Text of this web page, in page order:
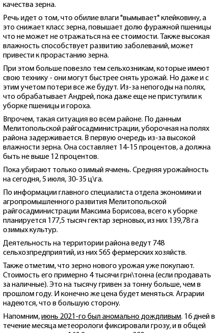
качества зерна.
Речь идет о том, что обилие влаги "вымывает" клейковину, а
это снижает класс зерна, повышает долю фуражной пшеницы
что не может не отражаться на ее стоимости. Также высокая
влажность способствует развитию заболеваний, может
привести к прорастанию зерна.
При этом больше повезло тем сельхозникам, которые имеют
свою технику - они могут быстрее снять урожай. Но даже и с
этим учетом потери все же будут. Из-за непогоды на полях,
что обрабатывает Андрей, пока даже еще не приступили к
уборке пшеницы и гороха.
Впрочем, такая ситуация во всем районе. По данным
Мелитопольской райгосадминистрации, уборочная на полях
района задерживается. В первую очередь из-за высокой
влажности зерна. Она составляет 14-15 процентов, а должна
быть не выше 12 процентов.
Пока убирают только озимый ячмень. Средняя урожайность
на сегодня, 5 июля, 30-35 ц\га.
По информации главного специалиста отдела экономики и
агропромышленного развития Мелитопольской
райгосадминистрации Максима Борисова, всего к уборке
планируется 177,5 тысяч гектар зерновых, из них 139,78 га
озимых культур.
Деятельность на территории района ведут 748
сельхозпредприятий, из них 565 фермерских хозяйств.
Также отметим, что зерно нового урожая уже покупают.
Стоимость его примерно 4 тысячи грн\тонна (если продавать
за наличные). Это на тысячу гривен за тонну больше, чем в
прошлом году. И конечно же цена будет меняться. Аграрии
надеются, что в большую сторону.
Напомним,июнь 2021-го был аномально дождливым. 16 дней в
течение месяца метеорологи фиксировали грозу, и в общей